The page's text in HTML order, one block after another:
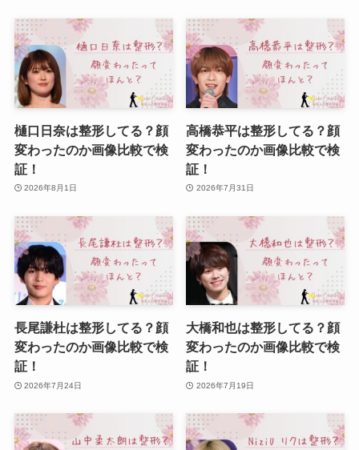
樋口日奈は整形してる？顔
変わったのか画像比較で検
証！
2026年8月1日
高橋恭平は整形してる？顔
変わったのか画像比較で検
証！
2026年7月31日
長尾謙杜は整形してる？顔
変わったのか画像比較で検
証！
2026年7月24日
大橋和也は整形してる？顔
変わったのか画像比較で検
証！
2026年7月19日